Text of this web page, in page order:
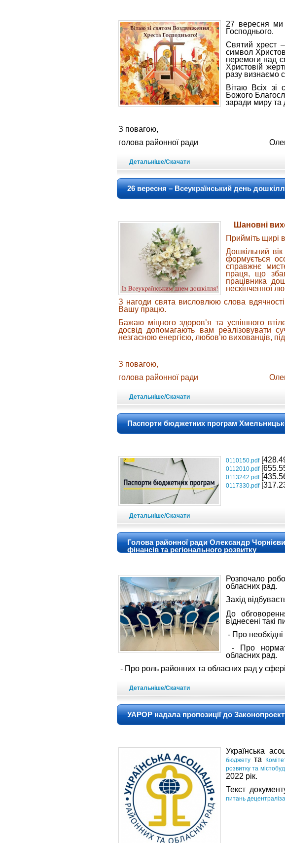
27 вересня ми
Господнього.
Святий хрест
символ
перемоги над
Христовій
разу визнаємо
Вітаю Всіх зі
Божого
заради миру та
З повагою,
голова районної ради
Детальніше/Скачати
26 вересня – Всеукраїнський день
Шановні
Прийміть щирі
Дошкільний
формується
справжнє
праця, що
працівника
нескінченної
З нагоди свята висловлюю слова
Вашу працю.
Бажаю міцного здоров’я та успішного
досвід допомагають вам реалізовувати
незгасною енергією, любов’ю вихованців,
З повагою,
голова районної ради
Детальніше/Скачати
Паспорти бюджетних програм
0110150.pdf
0112010.pdf
0113242.pdf
0117330.pdf
Детальніше/Скачати
Голова районної ради Олександр
фінансів та регіонального розвитку
Розпочало
обласних рад.
Захід
До
віднесені такі
- Про
- Про
обласних рад.
- Про роль районних та обласних рад у сфері
Детальніше/Скачати
УАРОР надала пропозиції до
Українська
бюджету та
розвитку та
2022 рік.
Текст
питань